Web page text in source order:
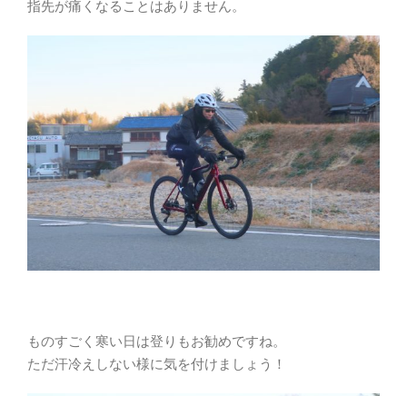
指先が痛くなることはありません。
ものすごく寒い日は登りもお勧めですね。
ただ汗冷えしない様に気を付けましょう！